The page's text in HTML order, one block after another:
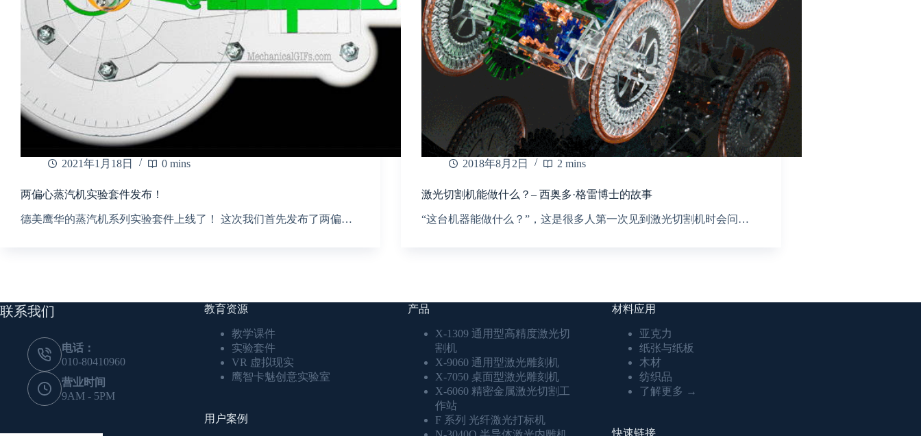
2021年1月18日 0 mins
两偏心蒸汽机实验套件发布！
德美鹰华的蒸汽机系列实验套件上线了！ 这次我们首先发布了两偏…
2018年8月2日 2 mins
激光切割机能做什么？– 西奥多·格雷博士的故事
“这台机器能做什么？”，这是很多人第一次见到激光切割机时会问…
联系我们
电话：
010-80410960
营业时间
9AM - 5PM
教育资源
教学课件
实验套件
VR 虚拟现实
鹰智卡魅创意实验室
用户案例
产品
X-1309 通用型高精度激光切
割机
X-9060 通用型激光雕刻机
X-7050 桌面型激光雕刻机
X-6060 精密金属激光切割工
作站
F 系列 光纤激光打标机
材料应用
亚克力
纸张与纸板
木材
纺织品
了解更多 →
快速链接